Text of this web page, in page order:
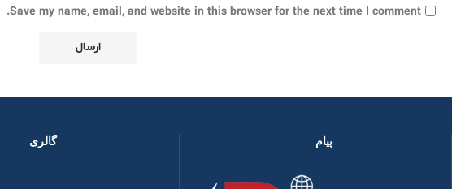
Save my name, email, and website in this browser for the next time I comment.
پیام گالری